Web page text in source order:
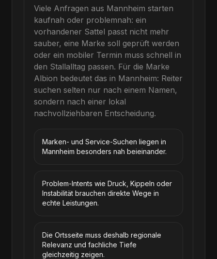
Viele Anfragen aus Mannheim starten
kaufnah oder problemnah: ein
vorhandener Sattel passt nicht mehr
sauber, eine Marke soll geprüft werden
oder ein mobiler Termin muss schnell in
den Stallalltag passen. Für die Marke
Albion bedeutet das in Mannheim: Reiter
suchen selten nur nach einem Namen,
sondern nach einer lokal
nachvollziehbaren Entscheidung.
Marken- und Service-Suchen liegen in
Mannheim besonders nah beieinander.
Problem-Intents wie Druck, Kippeln oder
Instabilität brauchen direkte Wege in
echte Leistungen.
Die Ortsseite muss deshalb regionale
Relevanz und fachliche Tiefe
gleichzeitig zeigen.